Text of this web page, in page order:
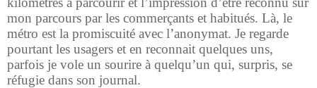
mon parcours par les commerçants et habitués. Là, le
métro est la promiscuité avec l’anonymat. Je regarde
pourtant les usagers et en reconnait quelques uns,
parfois je vole un sourire à quelqu’un qui, surpris, se
réfugie dans son journal.